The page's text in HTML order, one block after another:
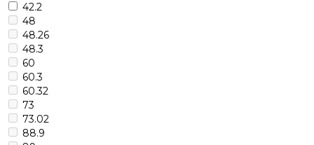
42.2
48
48.26
48.3
60
60.3
60.32
73
73.02
88.9